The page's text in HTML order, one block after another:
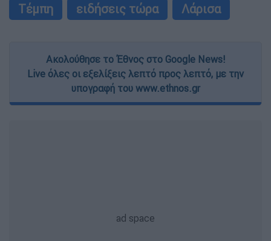
Τέμπη
ειδήσεις τώρα Λάρισα
Ακολούθησε το Έθνος στο Google News!
Live όλες οι εξελίξεις λεπτό προς λεπτό, με την
υπογραφή του www.ethnos.gr